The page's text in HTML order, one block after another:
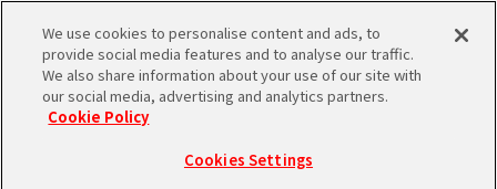
スケジュール 検索
バンダイナムコIDで
ニュース
We use cookies to personalise content and ads, to
provide social media features and to analyse our traffic.
We also share information about your use of our site with
our social media, advertising and analytics partners.
Cookie Policy
Cookies Settings